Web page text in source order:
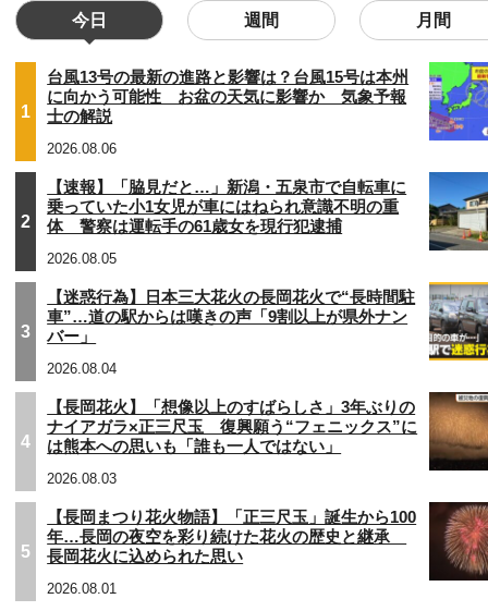
今日 週間 月間
1
台風13号の最新の進路と影響は？台風15号は本州
に向かう可能性 お盆の天気に影響か 気象予報
士の解説
2026.08.06
2
【速報】「脇見だと…」新潟・五泉市で自転車に
乗っていた小1女児が車にはねられ意識不明の重
体 警察は運転手の61歳女を現行犯逮捕
2026.08.05
3
【迷惑行為】日本三大花火の長岡花火で“長時間駐
車”…道の駅からは嘆きの声「9割以上が県外ナン
バー」
2026.08.04
4
【長岡花火】「想像以上のすばらしさ」3年ぶりの
ナイアガラ×正三尺玉 復興願う“フェニックス”に
は熊本への思いも「誰も一人ではない」
2026.08.03
5
【長岡まつり花火物語】「正三尺玉」誕生から100
年…長岡の夜空を彩り続けた花火の歴史と継承
長岡花火に込められた思い
2026.08.01